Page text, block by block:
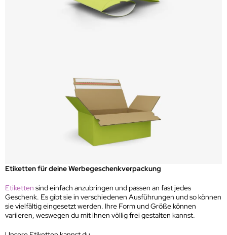
Etiketten für deine Werbegeschenkverpackung
Etiketten sind einfach anzubringen und passen an fast jedes
Geschenk. Es gibt sie in verschiedenen Ausführungen und so können
sie vielfältig eingesetzt werden. Ihre Form und Größe können
variieren, weswegen du mit ihnen völlig frei gestalten kannst.